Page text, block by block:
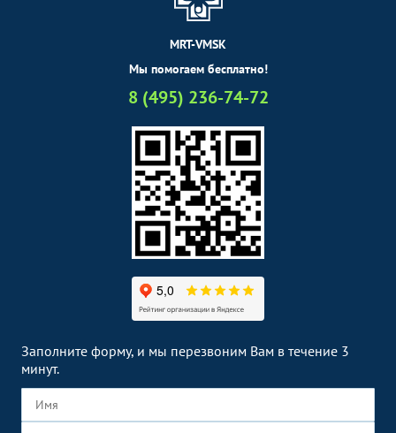
MRT-VMSK
Мы помогаем бесплатно!
8 (495) 236-74-72
Заполните форму, и мы перезвоним Вам в течение 3
минут.